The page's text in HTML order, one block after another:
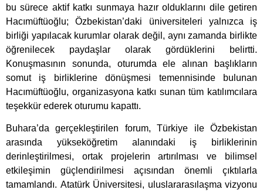
bu sürece aktif katkı sunmaya hazır olduklarını dile getiren
Hacımüftüoğlu; Özbekistan’daki üniversiteleri yalnızca iş
birliği yapılacak kurumlar olarak değil, aynı zamanda birlikte
öğrenilecek paydaşlar olarak gördüklerini belirtti.
Konuşmasının sonunda, oturumda ele alınan başlıkların
somut iş birliklerine dönüşmesi temennisinde bulunan
Hacımüftüoğlu, organizasyona katkı sunan tüm katılımcılara
teşekkür ederek oturumu kapattı.
Buhara’da gerçekleştirilen forum, Türkiye ile Özbekistan
arasında yükseköğretim alanındaki iş birliklerinin
derinleştirilmesi, ortak projelerin artırılması ve bilimsel
etkileşimin güçlendirilmesi açısından önemli çıktılarla
tamamlandı. Atatürk Üniversitesi, uluslararasılaşma vizyonu